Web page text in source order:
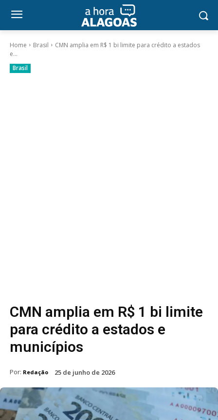
Home Brasil
CMN amplia em R$ 1 bi limite para crédito a estados
e...
Brasil
CMN amplia em R$ 1 bi limite
para crédito a estados e
municípios
Por: Redação 25 de junho de 2026